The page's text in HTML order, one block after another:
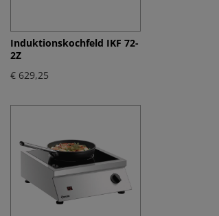
Induktionskochfeld IKF 72-
2Z
€ 629,25